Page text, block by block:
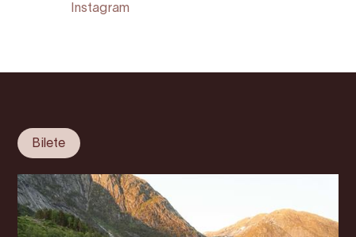
Instagram
Bilete